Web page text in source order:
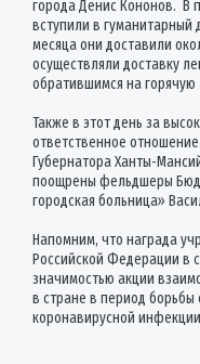
города Денис Кононов. В
вступили в гуманитарный
месяца они доставили
осуществляли доставку
обратившимся на
Также в этот день за
ответственное
Губернатора Ханты-
поощрены фельдшеры
городская больница»
Напомним, что награда
Российской Федерации в
значимостью акции
в стране в период
коронавирусной